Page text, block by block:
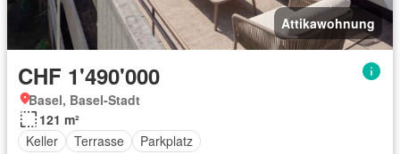
Attikawohnung
CHF 1'490'000
Basel, Basel-Stadt
121 m²
Keller
Terrasse Parkplatz